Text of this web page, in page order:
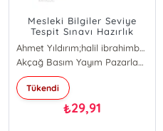
Mesleki Bilgiler Seviye
Tespit Sınavı Hazırlık
Kitabı
Ahmet Yıldırım;halil ibrahimbulut;Metin Özdemir;yasin yılmaz;Ali Osman Kurt;Ali Osman Kurt;Öme
Ahmet Yıldırım
Ali Osman Kurt
Metin Özdemir
Ömer Yılmaz
Akçağ Basım Yayım Pazarlama
Tükendi
₺29,91